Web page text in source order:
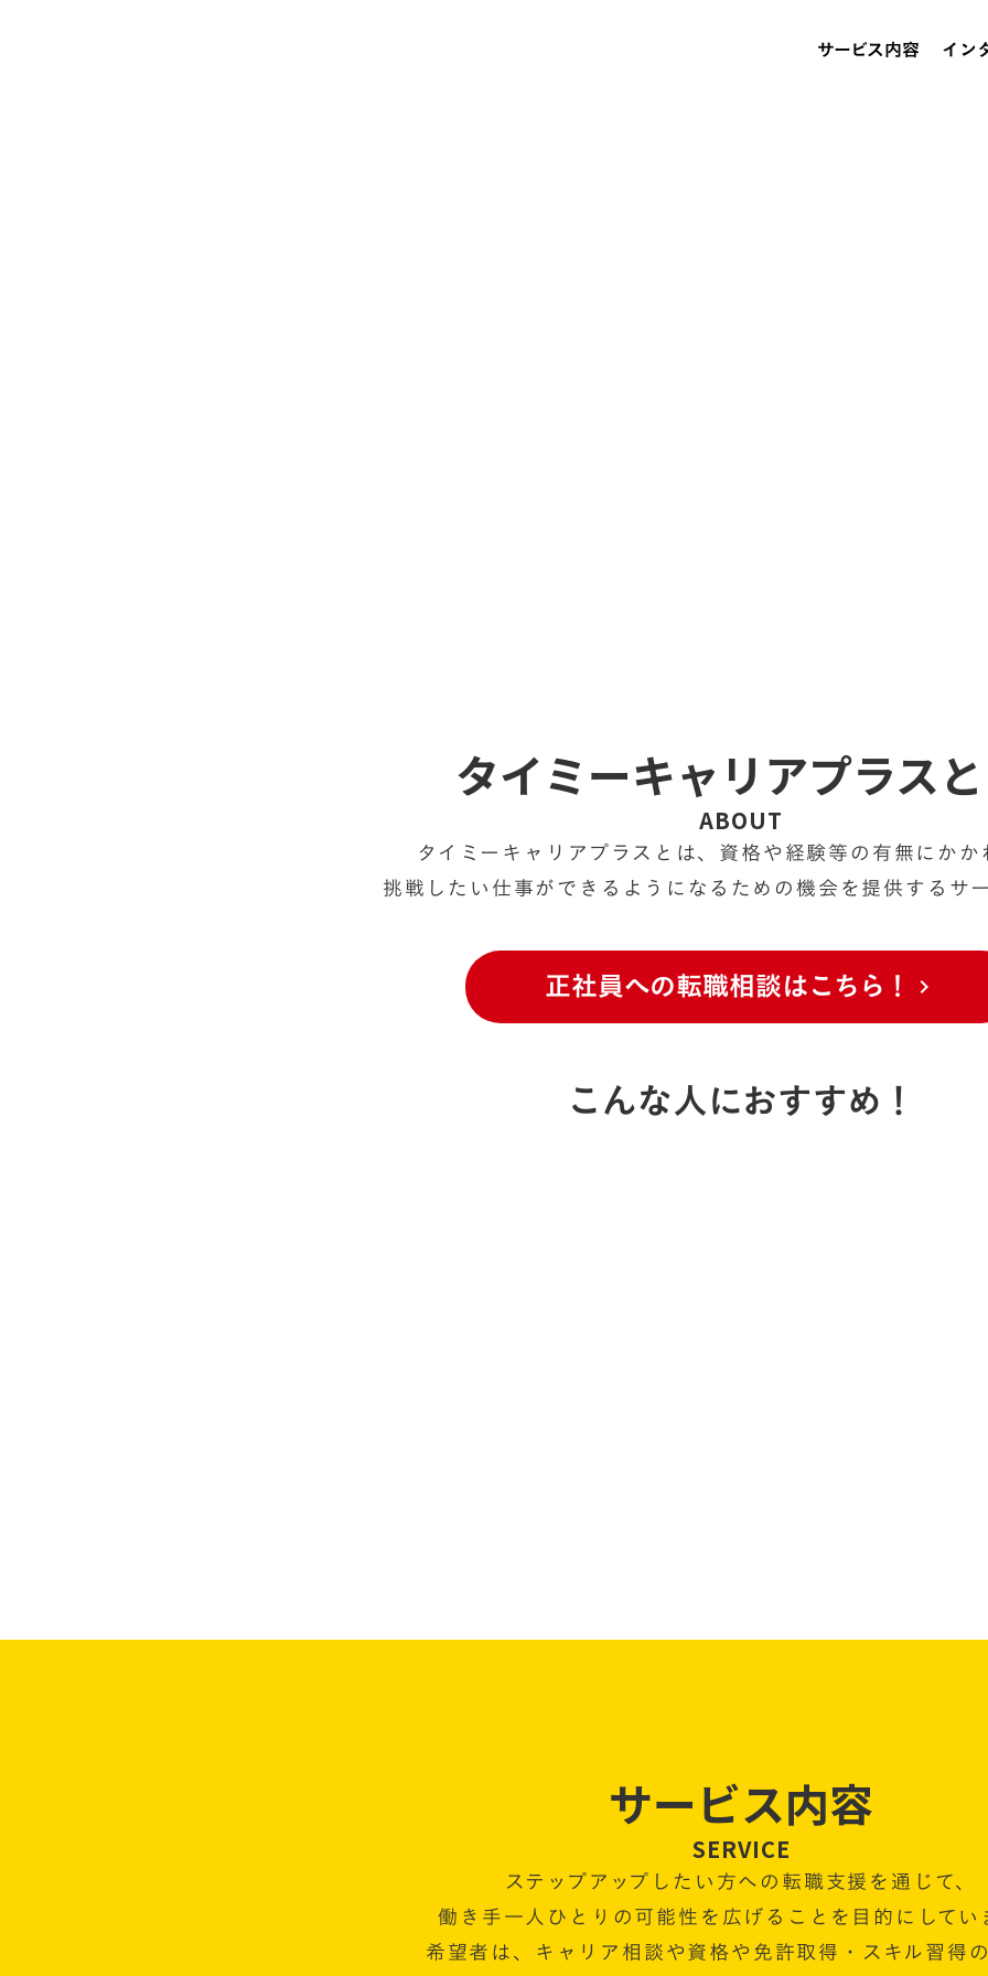
サービス内容 イン
タイミーキャリアプラス
ABOUT
タイミーキャリアプラスとは、資格や経験等の有無にかか
挑戦したい仕事ができるようになるための機会を提供するサ
正社員への転職相談はこちら！ keyboard_arrow_right
こんな人におすすめ！
サービス内容
SERVICE
ステップアップしたい方への転職支援を通じて、
働き手一人ひとりの可能性を広げることを目的にしてい
希望者は、キャリア相談や資格や免許取得・スキル習得